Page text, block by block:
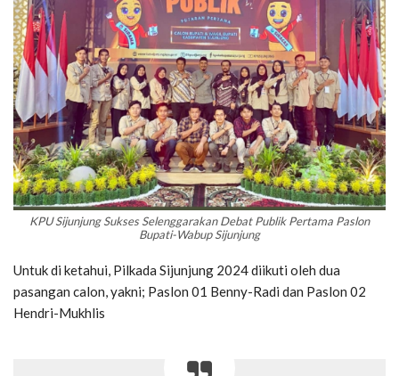
KPU Sijunjung Sukses Selenggarakan Debat Publik Pertama Paslon
Bupati-Wabup Sijunjung
Untuk di ketahui, Pilkada Sijunjung 2024 diikuti oleh dua
pasangan calon, yakni; Paslon 01 Benny-Radi dan Paslon 02
Hendri-Mukhlis